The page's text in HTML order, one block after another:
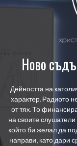
Ново
Дейността на
характер. Радиото
от тях. То
на своите
който би желал да
направи, като дари